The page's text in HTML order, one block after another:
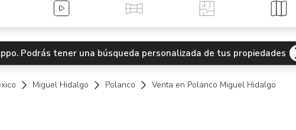
Videos Tour Virtual Planos Mapa
Podrás tener una búsqueda personalizada de tus propiedades
Miguel Hidalgo Polanco Venta en Polanco Miguel Hidalgo